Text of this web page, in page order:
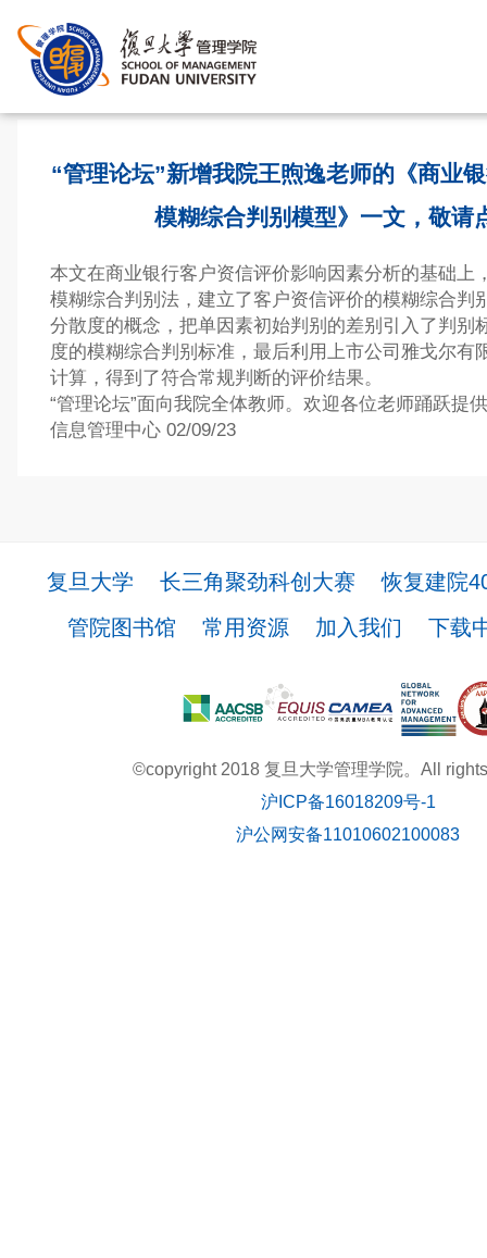
“管理论坛”新增我院王煦逸老师的《商业
模糊综合判别模型》一文，敬请
本文在商业银行客户资信评价影响因素分析的基础上
模糊综合判别法，建立了客户资信评价的模糊综合判
分散度的概念，把单因素初始判别的差别引入了判别
度的模糊综合判别标准，最后利用上市公司雅戈尔有
计算，得到了符合常规判断的评价结果。
“管理论坛”面向我院全体教师。欢迎各位老师踊跃提
信息管理中心 02/09/23
复旦大学 长三角聚劲科创大赛
恢复建院
管院图书馆
常用资源 加入我们 下载
©copyright 2018 复旦大学管理学院。All
沪ICP备16018209号-1
沪公网安备11010602100083